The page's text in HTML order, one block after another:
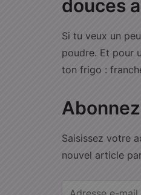
douces
Si tu veux un
poudre. Et pour
ton frigo :
Saisissez votre
nouvel article
Adresse